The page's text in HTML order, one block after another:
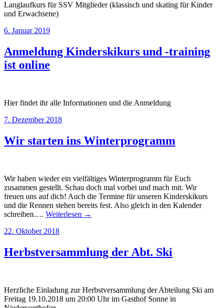
Langlaufkurs für SSV Mitglieder (klassisch und skating für Kinder
und Erwachsene)
6. Januar 2019
Anmeldung Kinderskikurs und -training
ist online
Hier findet ihr alle Informationen und die Anmeldung
7. Dezember 2018
Wir starten ins Winterprogramm
Wir haben wieder ein vielfältiges Winterprogramm für Euch
zusammen gestellt. Schau doch mal vorbei und mach mit. Wir
freuen uns auf dich! Auch die Termine für unseren Kinderskikurs
und die Rennen stehen bereits fest. Also gleich in den Kalender
schreiben…. Weiterlesen →
22. Oktober 2018
Herbstversammlung der Abt. Ski
Herzliche Einladung zur Herbstversammlung der Abteilung Ski am
Freitag 19.10.2018 um 20:00 Uhr im Gasthof Sonne in